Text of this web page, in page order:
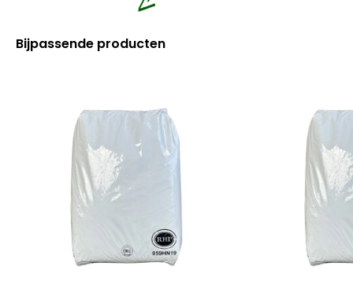
Bijpassende producten